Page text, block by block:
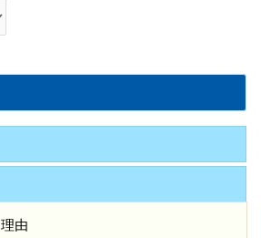
由